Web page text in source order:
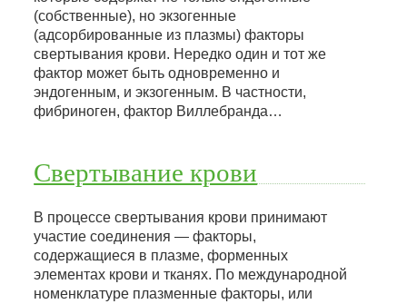
(собственные), но экзогенные
(адсорбированные из плазмы) факторы
свертывания крови. Нередко один и тот же
фактор может быть одновременно и
эндогенным, и экзогенным. В частности,
фибриноген, фактор Виллебранда…
Свертывание крови
В процессе свертывания крови принимают
участие соединения — факторы,
содержащиеся в плазме, форменных
элементах крови и тканях. По международной
номенклатуре плазменные факторы, или